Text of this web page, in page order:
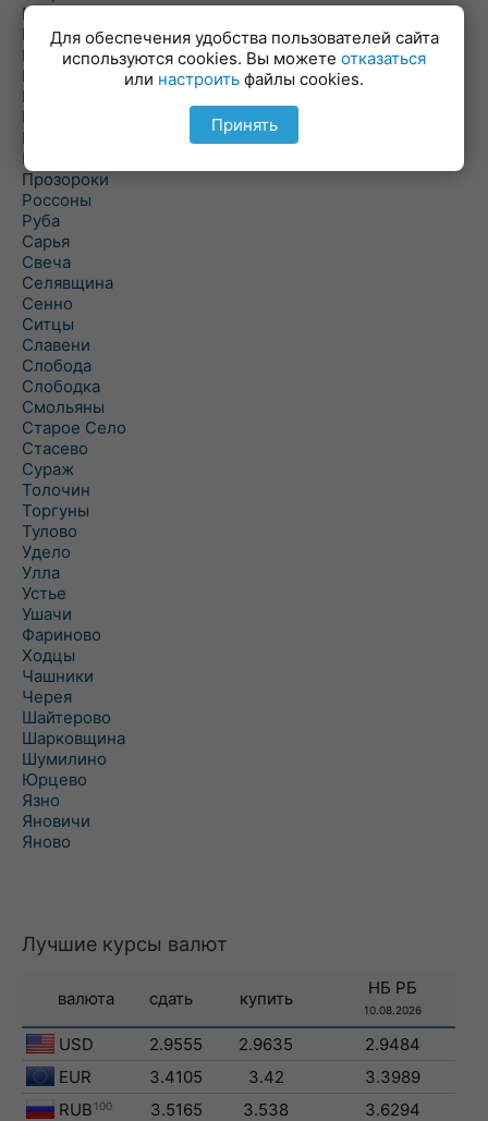
Пальминка
Парафьяново
Плисса
Повятье
Погоща
Подсвилье
Полоцк
Поставы
Прозороки
Россоны
Руба
Сарья
Свеча
Селявщина
Сенно
Ситцы
Славени
Слобода
Слободка
Смольяны
Старое Село
Стасево
Сураж
Толочин
Торгуны
Тулово
Удело
Улла
Устье
Ушачи
Фариново
Ходцы
Чашники
Черея
Шайтерово
Шарковщина
Шумилино
Юрцево
Язно
Яновичи
Яново
Лучшие курсы валют
валюта сдать купить
НБ РБ
10.08.2026
USD 2.9555 2.9635
2.9484
EUR
3.4105 3.42
3.3989
RUB 100 3.5165 3.538
3.6294
Для обеспечения удобства пользователей сайта
используются cookies. Вы можете отказаться
или настроить файлы cookies.
Принять